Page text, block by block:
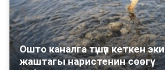
Ошто каналга түшүп кеткен эки
жаштагы наристенин сөөгү